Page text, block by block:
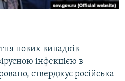
нових випадків
інфекцією в
стверджує російська